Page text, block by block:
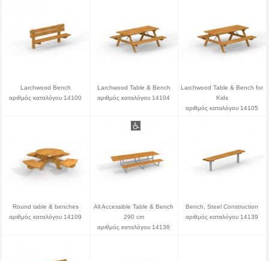
Larchwood Bench
αριθμός καταλόγου 14100
Larchwood Table & Bench
αριθμός καταλόγου 14104
Larchwood Table & Bench for
Kids
αριθμός καταλόγου 14105
Round table & benches
αριθμός καταλόγου 14109
All Accessible Table & Bench
290 cm
αριθμός καταλόγου 14138
Bench, Steel Construction
αριθμός καταλόγου 14139